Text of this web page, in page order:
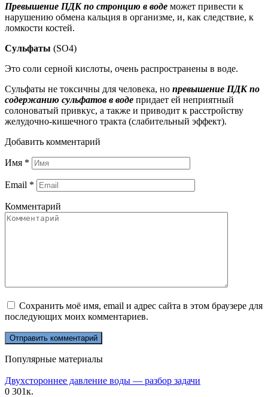
Превышение ПДК по стронцию в воде может привести к
нарушению обмена кальция в организме, и, как следствие, к
ломкости костей.
Сульфаты (SO4)
Это соли серной кислоты, очень распространены в воде.
Сульфаты не токсичны для человека, но превышение ПДК по
содержанию сульфатов в воде придает ей неприятный
солоноватый привкус, а также и приводит к расстройству
желудочно-кишечного тракта (слабительный эффект).
Добавить комментарий
Имя *
Email *
Комментарий
Сохранить моё имя, email и адрес сайта в этом браузере для
последующих моих комментариев.
Популярные материалы
Двухстороннее давление воды — разбор задачи
0 301к.